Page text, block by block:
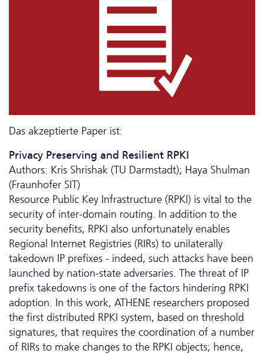
Das akzeptierte Paper ist:
Privacy Preserving and Resilient RPKI
Authors: Kris Shrishak (TU Darmstadt); Haya Shulman
(Fraunhofer SIT)
Resource Public Key Infrastructure (RPKI) is vital to the
security of inter-domain routing. In addition to the
security benefits, RPKI also unfortunately enables
Regional Internet Registries (RIRs) to unilaterally
takedown IP prefixes - indeed, such attacks have been
launched by nation-state adversaries. The threat of IP
prefix takedowns is one of the factors hindering RPKI
adoption. In this work, ATHENE researchers proposed
the first distributed RPKI system, based on threshold
signatures, that requires the coordination of a number
of RIRs to make changes to the RPKI objects; hence,